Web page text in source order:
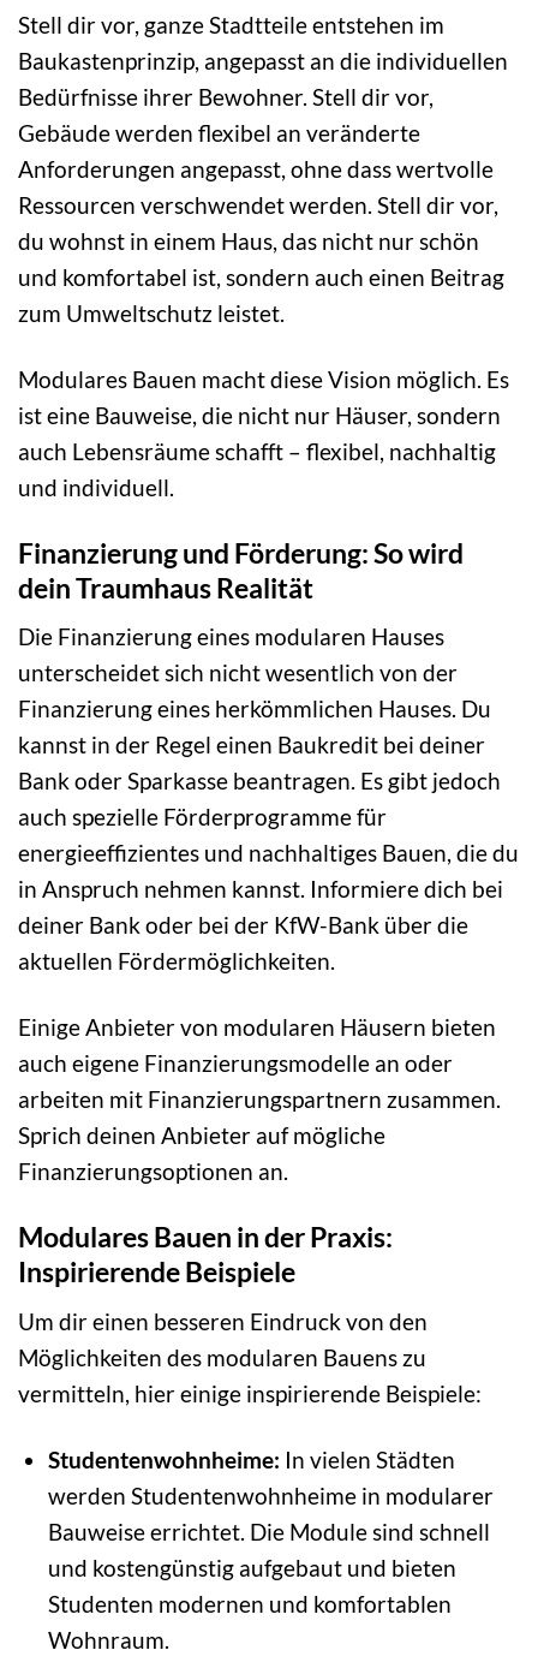
Stell dir vor, ganze Stadtteile entstehen im
Baukastenprinzip, angepasst an die individuellen
Bedürfnisse ihrer Bewohner. Stell dir vor,
Gebäude werden flexibel an veränderte
Anforderungen angepasst, ohne dass wertvolle
Ressourcen verschwendet werden. Stell dir vor,
du wohnst in einem Haus, das nicht nur schön
und komfortabel ist, sondern auch einen Beitrag
zum Umweltschutz leistet.
Modulares Bauen macht diese Vision möglich. Es
ist eine Bauweise, die nicht nur Häuser, sondern
auch Lebensräume schafft – flexibel, nachhaltig
und individuell.
Finanzierung und Förderung: So wird
dein Traumhaus Realität
Die Finanzierung eines modularen Hauses
unterscheidet sich nicht wesentlich von der
Finanzierung eines herkömmlichen Hauses. Du
kannst in der Regel einen Baukredit bei deiner
Bank oder Sparkasse beantragen. Es gibt jedoch
auch spezielle Förderprogramme für
energieeffizientes und nachhaltiges Bauen, die du
in Anspruch nehmen kannst. Informiere dich bei
deiner Bank oder bei der KfW-Bank über die
aktuellen Fördermöglichkeiten.
Einige Anbieter von modularen Häusern bieten
auch eigene Finanzierungsmodelle an oder
arbeiten mit Finanzierungspartnern zusammen.
Sprich deinen Anbieter auf mögliche
Finanzierungsoptionen an.
Modulares Bauen in der Praxis:
Inspirierende Beispiele
Um dir einen besseren Eindruck von den
Möglichkeiten des modularen Bauens zu
vermitteln, hier einige inspirierende Beispiele:
Studentenwohnheime: In vielen Städten
werden Studentenwohnheime in modularer
Bauweise errichtet. Die Module sind schnell
und kostengünstig aufgebaut und bieten
Studenten modernen und komfortablen
Wohnraum.